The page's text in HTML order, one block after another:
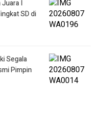
Juara I
SD di
Segala
Pimpin